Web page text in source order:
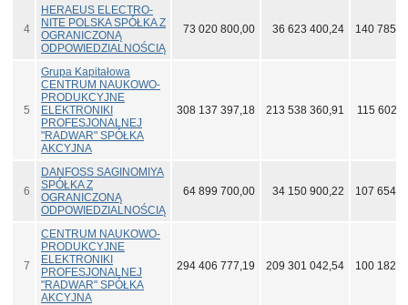
4
HERAEUS ELECTRO-
NITE POLSKA SPÓŁKA Z
OGRANICZONĄ
ODPOWIEDZIALNOŚCIĄ
73 020 800,00 36 623 400,24 140 785
5
Grupa Kapitałowa
CENTRUM NAUKOWO-
PRODUKCYJNE
ELEKTRONIKI
PROFESJONALNEJ
"RADWAR" SPÓŁKA
AKCYJNA
308 137 397,18 213 538 360,91 115 602
6
DANFOSS SAGINOMIYA
SPÓŁKA Z
OGRANICZONĄ
ODPOWIEDZIALNOŚCIĄ
64 899 700,00 34 150 900,22 107 654
7
CENTRUM NAUKOWO-
PRODUKCYJNE
ELEKTRONIKI
PROFESJONALNEJ
"RADWAR" SPÓŁKA
AKCYJNA
294 406 777,19 209 301 042,54 100 182